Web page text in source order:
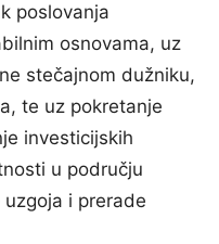
poslovanja
osnovama, uz
stečajnom dužniku,
te uz pokretanje
investicijskih
u području
i prerade